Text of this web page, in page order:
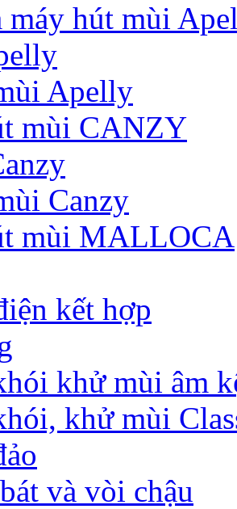
máy hút mùi
Apelly
mùi CANZY
Canzy
mùi MALLOCA
kết hợp
khử mùi âm
khử mùi
và vòi chậu